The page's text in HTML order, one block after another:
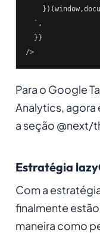
  `,
  }}
/>
Para o Google
Analytics, agora
a seção @next/
Estratégia
Com a
finalmente
maneira como